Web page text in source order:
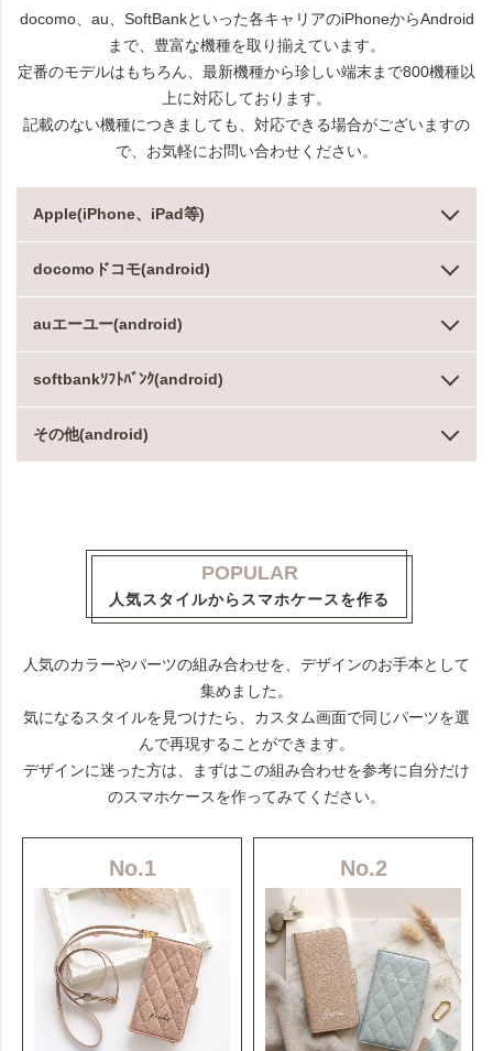
docomo、au、SoftBankといった各キャリアのiPhoneからAndroid
まで、豊富な機種を取り揃えています。
定番のモデルはもちろん、最新機種から珍しい端末まで800機種以
上に対応しております。
記載のない機種につきましても、対応できる場合がございますの
で、お気軽にお問い合わせください。
Apple(iPhone、iPad等)
docomoドコモ(android)
auエーユー(android)
softbankｿﾌﾄﾊﾞﾝｸ(android)
その他(android)
POPULAR
人気スタイルからスマホケースを作る
人気のカラーやパーツの組み合わせを、デザインのお手本として
集めました。
気になるスタイルを見つけたら、カスタム画面で同じパーツを選
んで再現することができます。
デザインに迷った方は、まずはこの組み合わせを参考に自分だけ
のスマホケースを作ってみてください。
No.1 No.2